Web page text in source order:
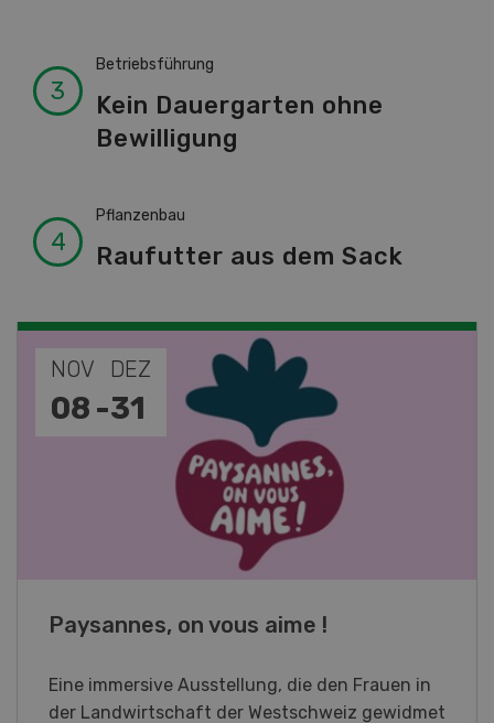
Betriebsführung
Kein Dauergarten ohne
Bewilligung
Pflanzenbau
Raufutter aus dem Sack
NOV
19 -
JAN
28
Fachkurs Aquakultur
Sind Sie in der Fischzucht tätig oder
interessieren Sie sich für das Thema? In